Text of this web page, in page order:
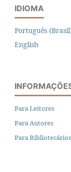
IDIOMA
Português
English
Para Leitores
Para Autores
Para Bibliotecários